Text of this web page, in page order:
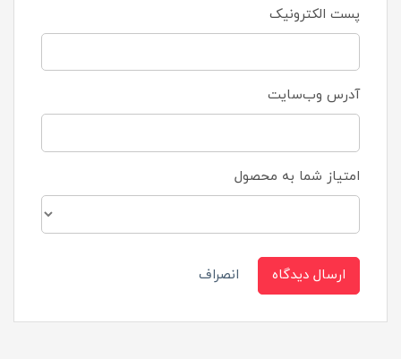
پست الکترونیک
آدرس وب‌سایت
امتیاز شما به محصول
ارسال دیدگاه انصراف